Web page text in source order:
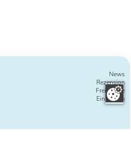
News
Rezension
Freie Texte
Einreichen